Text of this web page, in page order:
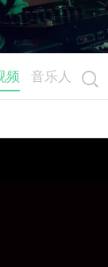
频 音乐人